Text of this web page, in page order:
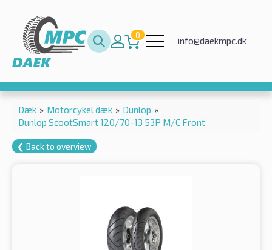
0
info@daekmpc.dk
Dæk » Motorcykel dæk » Dunlop »
Dunlop ScootSmart 120/70-13 53P M/C Front
❮ Back to overview